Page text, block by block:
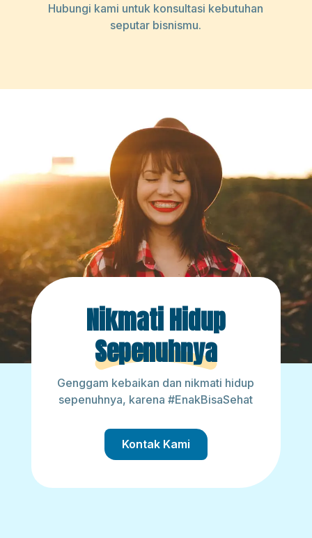
Hubungi kami untuk konsultasi kebutuhan
seputar bisnismu.
Nikmati Hidup
Sepenuhnya
Genggam kebaikan dan nikmati hidup
sepenuhnya, karena #EnakBisaSehat
Kontak Kami